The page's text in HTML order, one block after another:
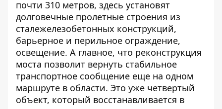
почти 310 метров, здесь установят
долговечные пролетные строения из
сталежелезобетонных конструкций,
барьерное и перильное ограждение,
освещение. А главное, что реконструкция
моста позволит вернуть стабильное
транспортное сообщение еще на одном
маршруте в области. Это уже четвертый
объект, который восстанавливается в